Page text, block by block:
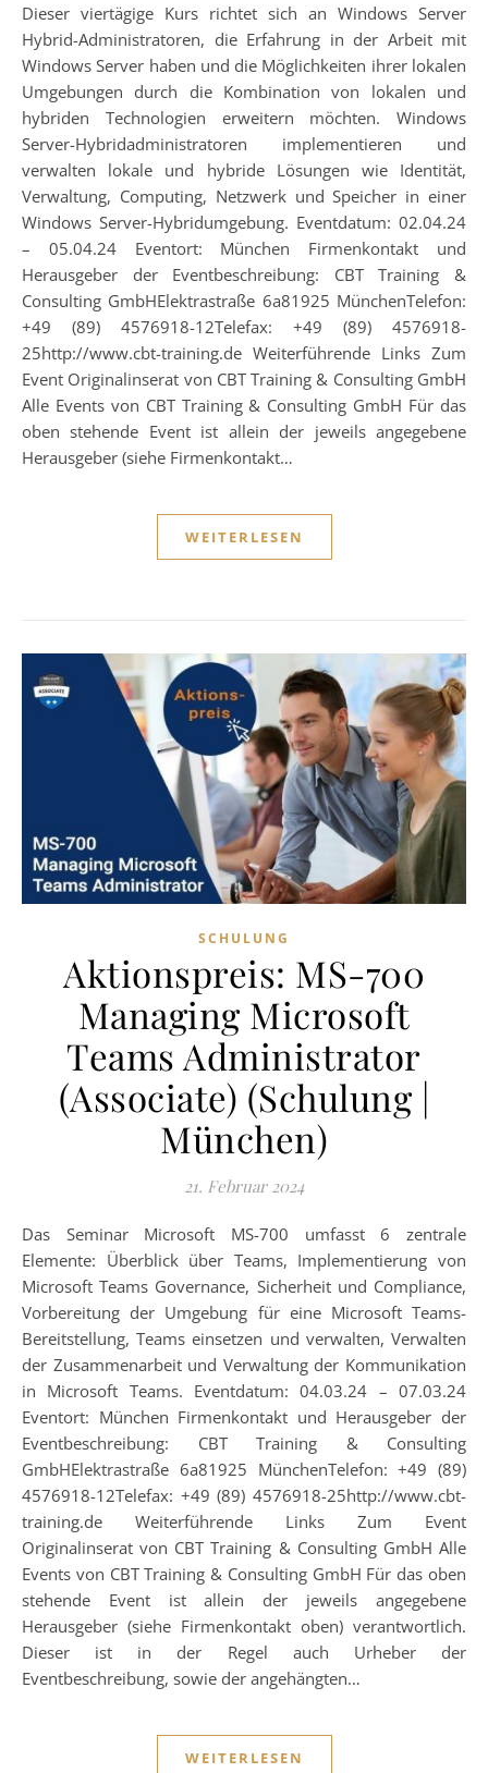
Dieser viertägige Kurs richtet sich an Windows Server
Hybrid-Administratoren, die Erfahrung in der Arbeit mit
Windows Server haben und die Möglichkeiten ihrer lokalen
Umgebungen durch die Kombination von lokalen und
hybriden Technologien erweitern möchten. Windows
Server-Hybridadministratoren implementieren und
verwalten lokale und hybride Lösungen wie Identität,
Verwaltung, Computing, Netzwerk und Speicher in einer
Windows Server-Hybridumgebung. Eventdatum: 02.04.24
– 05.04.24 Eventort: München Firmenkontakt und
Herausgeber der Eventbeschreibung: CBT Training &
Consulting GmbHElektrastraße 6a81925 MünchenTelefon:
+49 (89) 4576918-12Telefax: +49 (89) 4576918-
25http://www.cbt-training.de Weiterführende Links Zum
Event Originalinserat von CBT Training & Consulting GmbH
Alle Events von CBT Training & Consulting GmbH Für das
oben stehende Event ist allein der jeweils angegebene
Herausgeber (siehe Firmenkontakt…
WEITERLESEN
SCHULUNG
Aktionspreis: MS-700
Managing Microsoft
Teams Administrator
(Associate) (Schulung |
München)
21. Februar 2024
Das Seminar Microsoft MS-700 umfasst 6 zentrale
Elemente: Überblick über Teams, Implementierung von
Microsoft Teams Governance, Sicherheit und Compliance,
Vorbereitung der Umgebung für eine Microsoft Teams-
Bereitstellung, Teams einsetzen und verwalten, Verwalten
der Zusammenarbeit und Verwaltung der Kommunikation
in Microsoft Teams. Eventdatum: 04.03.24 – 07.03.24
Eventort: München Firmenkontakt und Herausgeber der
Eventbeschreibung: CBT Training & Consulting
GmbHElektrastraße 6a81925 MünchenTelefon: +49 (89)
4576918-12Telefax: +49 (89) 4576918-25http://www.cbt-
training.de Weiterführende Links Zum Event
Originalinserat von CBT Training & Consulting GmbH Alle
Events von CBT Training & Consulting GmbH Für das oben
stehende Event ist allein der jeweils angegebene
Herausgeber (siehe Firmenkontakt oben) verantwortlich.
Dieser ist in der Regel auch Urheber der
Eventbeschreibung, sowie der angehängten…
WEITERLESEN